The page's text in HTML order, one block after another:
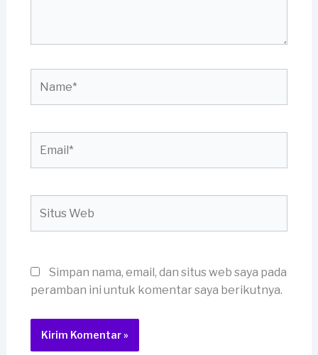
Web
Simpan nama, email, dan situs web saya pada
peramban ini untuk komentar saya berikutnya.